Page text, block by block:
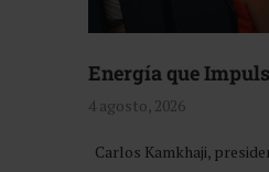
Energía que
4 agosto, 2026
Carlos Kamkhaji,